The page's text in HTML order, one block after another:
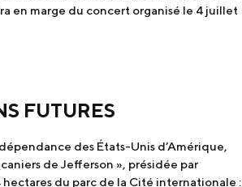
en marge du concert organisé le 4 juillet
FUTURES
des États-Unis d’Amérique,
de Jefferson », présidée par
hectares du parc de la Cité internationale :